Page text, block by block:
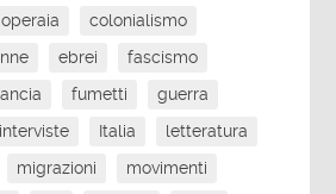
colonialismo
ebrei
fascismo
fumetti
guerra
interviste Italia
letteratura
migrazioni
movimenti